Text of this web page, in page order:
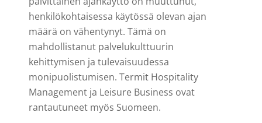
henkilökohtaisessa käytössä olevan ajan
määrä on vähentynyt. Tämä on
mahdollistanut palvelukulttuurin
kehittymisen ja tulevaisuudessa
monipuolistumisen. Termit Hospitality
Management ja Leisure Business ovat
rantautuneet myös Suomeen.